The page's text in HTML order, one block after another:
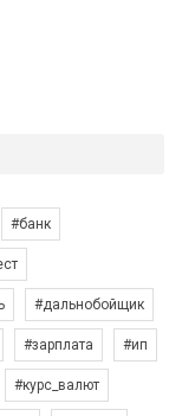
#банк
#дальнобойщик
#зарплата #ип
#курс_валют